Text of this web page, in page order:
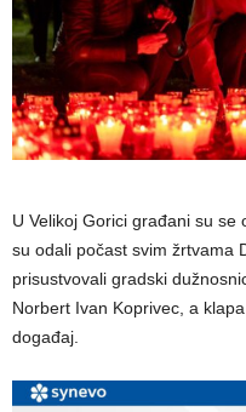
U Velikoj Gorici građani su
su odali počast svim žrtvama
prisustvovali gradski
Norbert Ivan Koprivec, a
događaj.